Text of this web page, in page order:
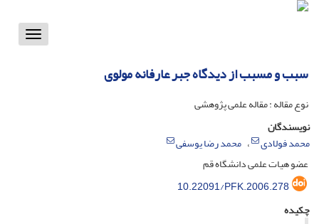
Toggle
سبب و مسبب از دیدگاه جبر عارفانه مولوی
نوع مقاله : مقاله علمی پژوهشی
نویسندگان
محمد فولادی
محمد رضا یوسفی
عضو هیات علمی دانشگاه قم
10.22091/PFK.2006.278
چکیده